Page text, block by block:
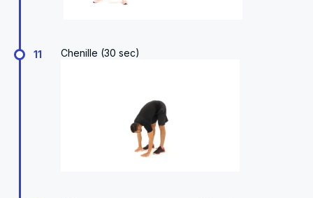
11 Chenille (30 sec)